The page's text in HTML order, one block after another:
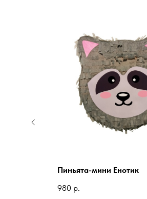
Пиньята-мини Енотик
980 р.